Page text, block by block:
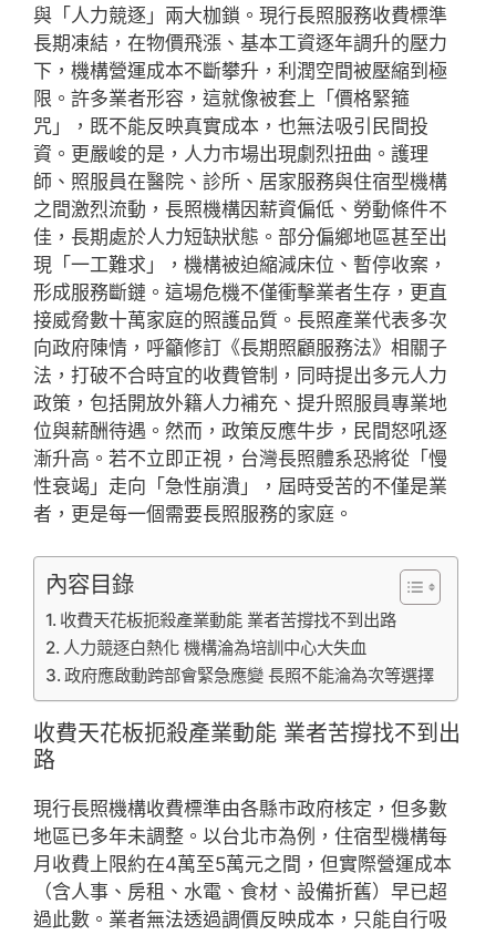
與「人力競逐」兩大枷鎖。現行長照服務收費標準
長期凍結，在物價飛漲、基本工資逐年調升的壓力
下，機構營運成本不斷攀升，利潤空間被壓縮到極
限。許多業者形容，這就像被套上「價格緊箍
咒」，既不能反映真實成本，也無法吸引民間投
資。更嚴峻的是，人力市場出現劇烈扭曲。護理
師、照服員在醫院、診所、居家服務與住宿型機構
之間激烈流動，長照機構因薪資偏低、勞動條件不
佳，長期處於人力短缺狀態。部分偏鄉地區甚至出
現「一工難求」，機構被迫縮減床位、暫停收案，
形成服務斷鏈。這場危機不僅衝擊業者生存，更直
接威脅數十萬家庭的照護品質。長照產業代表多次
向政府陳情，呼籲修訂《長期照顧服務法》相關子
法，打破不合時宜的收費管制，同時提出多元人力
政策，包括開放外籍人力補充、提升照服員專業地
位與薪酬待遇。然而，政策反應牛步，民間怒吼逐
漸升高。若不立即正視，台灣長照體系恐將從「慢
性衰竭」走向「急性崩潰」，屆時受苦的不僅是業
者，更是每一個需要長照服務的家庭。
內容目錄
收費天花板扼殺產業動能 業者苦撐找不到出路
人力競逐白熱化 機構淪為培訓中心大失血
政府應啟動跨部會緊急應變 長照不能淪為次等選擇
收費天花板扼殺產業動能 業者苦撐找不到出
路
現行長照機構收費標準由各縣市政府核定，但多數
地區已多年未調整。以台北市為例，住宿型機構每
月收費上限約在4萬至5萬元之間，但實際營運成本
（含人事、房租、水電、食材、設備折舊）早已超
過此數。業者無法透過調價反映成本，只能自行吸